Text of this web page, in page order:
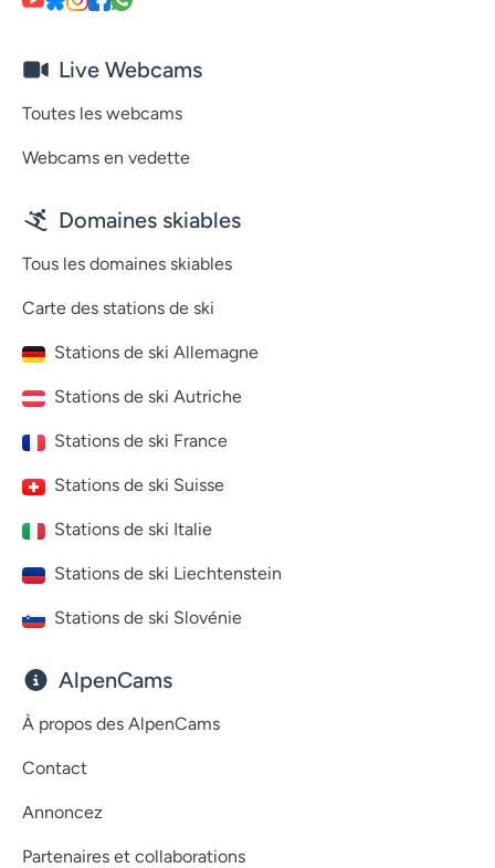
Live Webcams
Toutes les webcams
Webcams en vedette
Domaines skiables
Tous les domaines skiables
Carte des stations de ski
Stations de ski Allemagne
Stations de ski Autriche
Stations de ski France
Stations de ski Suisse
Stations de ski Italie
Stations de ski Liechtenstein
Stations de ski Slovénie
AlpenCams
À propos des AlpenCams
Contact
Annoncez
Partenaires et collaborations